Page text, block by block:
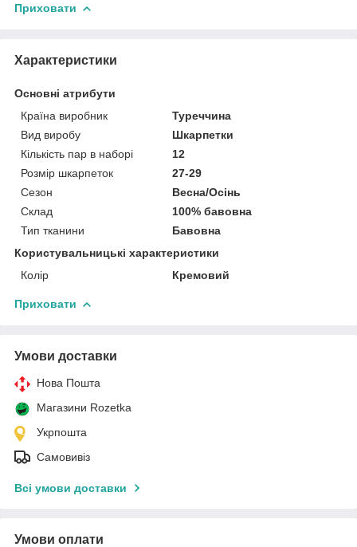
Приховати
Характеристики
Основні атрибути
Країна виробник
Туреччина
Вид виробу
Шкарпетки
Кількість пар в наборі
12
Розмір шкарпеток
27-29
Сезон
Весна/Осінь
Склад
100% бавовна
Тип тканини
Бавовна
Користувальницькі характеристики
Колір
Кремовий
Приховати
Умови доставки
Нова Пошта
Магазини Rozetka
Укрпошта
Самовивіз
Всі умови доставки
Умови оплати